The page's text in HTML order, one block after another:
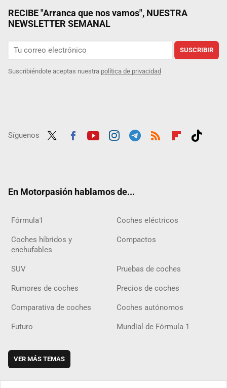
RECIBE "Arranca que nos vamos", NUESTRA
NEWSLETTER SEMANAL
SUSCRIBIR
Suscribiéndote aceptas nuestra política de privacidad
Síguenos
En Motorpasión hablamos de...
Fórmula1 Coches eléctricos
Coches híbridos y
enchufables
Compactos
SUV Pruebas de coches
Rumores de coches Precios de coches
Comparativa de coches Coches autónomos
Futuro Mundial de Fórmula 1
VER MÁS TEMAS